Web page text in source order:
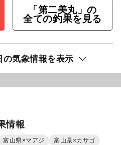
「第二美丸」の
全ての釣果を見る
の気象情報を表示
情報
富山県×マアジ
富山県×カサゴ